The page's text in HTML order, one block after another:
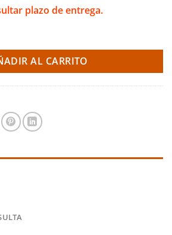
plazo de entrega.
8.5x20 5x112 ET45 (OZ Racing)
AL CARRITO